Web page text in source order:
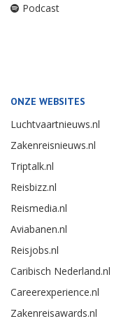
Podcast
ONZE WEBSITES
Luchtvaartnieuws.nl
Zakenreisnieuws.nl
Triptalk.nl
Reisbizz.nl
Reismedia.nl
Aviabanen.nl
Reisjobs.nl
Caribisch Nederland.nl
Careerexperience.nl
Zakenreisawards.nl